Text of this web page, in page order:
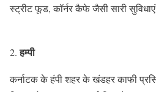
स्ट्रीट फूड, कॉर्नर कैफे जैसी सारी सुविधाएं
हम्पी
कर्नाटक के हंपी शहर के खंडहर काफी